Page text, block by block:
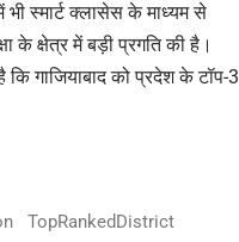
स्मार्ट क्लासेस के माध्यम से
के क्षेत्र में बड़ी प्रगति की है।
गाजियाबाद को प्रदेश के टॉप-3
TopRankedDistrict